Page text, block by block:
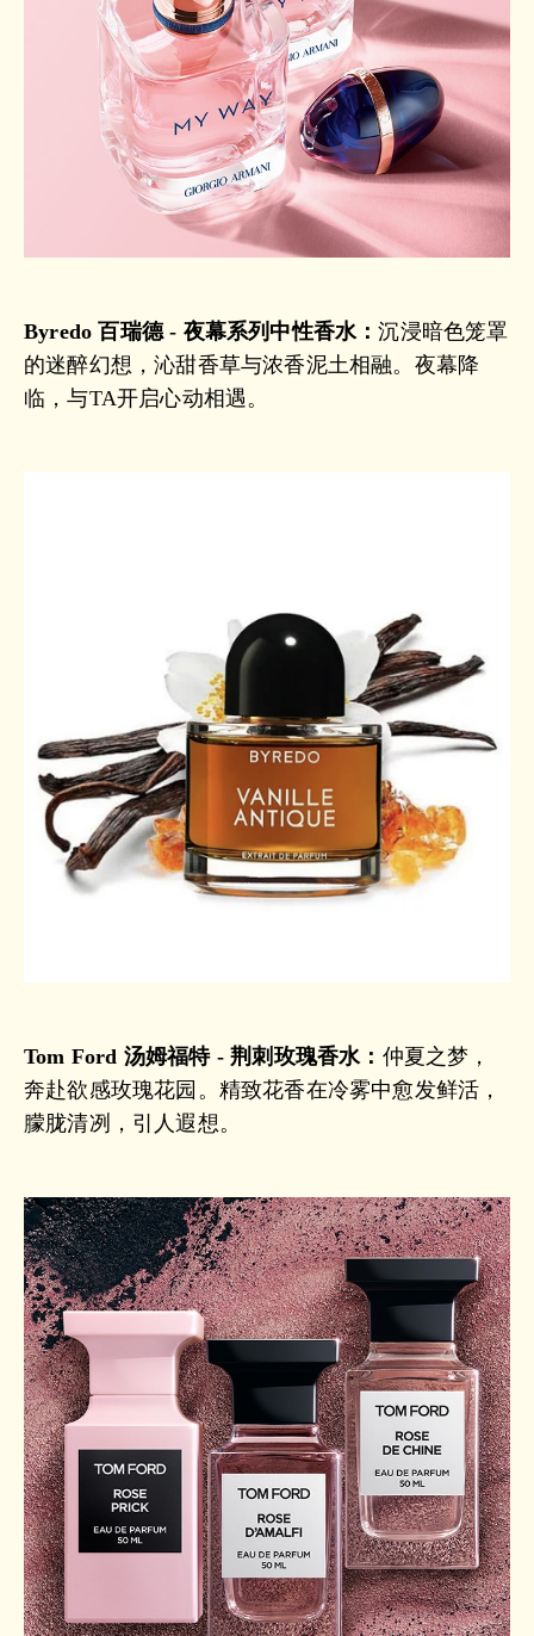
Byredo 百瑞德 - 夜幕系列中性香水：沉浸暗色笼罩
的迷醉幻想，沁甜香草与浓香泥土相融。夜幕降
临，与TA开启心动相遇。
Tom Ford 汤姆福特 - 荆刺玫瑰香水： 仲夏之梦，
奔赴欲感玫瑰花园。精致花香在冷雾中愈发鲜活，
朦胧清冽，引人遐想。